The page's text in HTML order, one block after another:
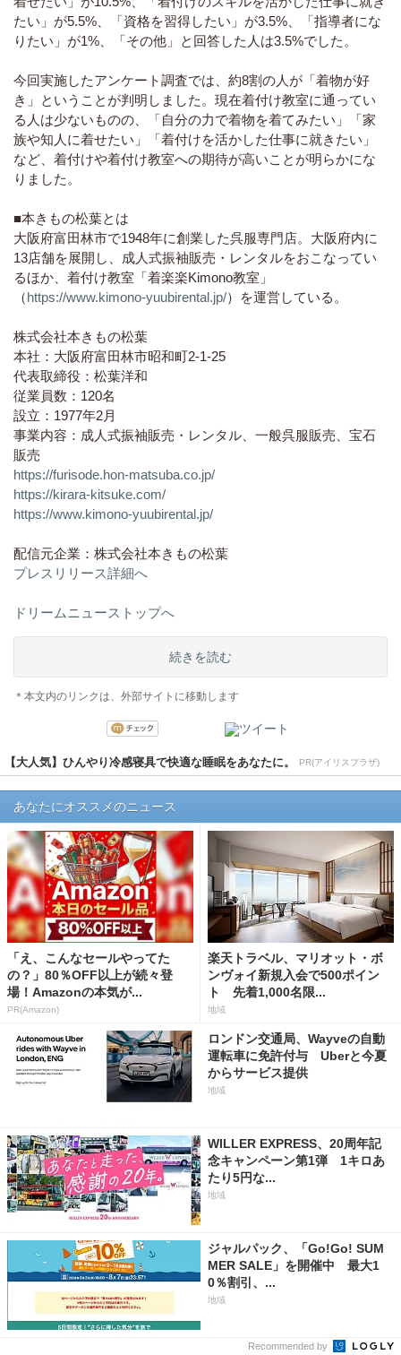
たい」が5.5%、「資格を習得したい」が3.5%、「指導者にな
りたい」が1%、「その他」と回答した人は3.5%でした。
今回実施したアンケート調査では、約8割の人が「着物が好
き」ということが判明しました。現在着付け教室に通ってい
る人は少ないものの、「自分の力で着物を着てみたい」「家
族や知人に着せたい」「着付けを活かした仕事に就きたい」
など、着付けや着付け教室への期待が高いことが明らかにな
りました。
■本きもの松葉とは
大阪府富田林市で1948年に創業した呉服専門店。大阪府内に
13店舗を展開し、成人式振袖販売・レンタルをおこなってい
るほか、着付け教室「着楽楽Kimono教室」
（https://www.kimono-yuubirental.jp/）を運営している。
株式会社本きもの松葉
本社：大阪府富田林市昭和町2-1-25
代表取締役：松葉洋和
従業員数：120名
設立：1977年2月
事業内容：成人式振袖販売・レンタル、一般呉服販売、宝石
販売
https://furisode.hon-matsuba.co.jp/
https://kirara-kitsuke.com/
https://www.kimono-yuubirental.jp/
配信元企業：株式会社本きもの松葉
プレスリリース詳細へ
ドリームニューストップへ
続きを読む
＊本文内のリンクは、外部サイトに移動します
【大人気】ひんやり冷感寝具で快適な睡眠をあなたに。 PR(アイリスプラザ)
あなたにオススメのニュース
「え、こんなセールやってた
の？」80％OFF以上が続々登
場！Amazonの本気が...
PR(Amazon)
楽天トラベル、マリオット・ボ
ンヴォイ新規入会で500ポイン
ト 先着1,000名限...
地域
ロンドン交通局、Wayveの自動
運転車に免許付与 Uberと今夏
からサービス提供
地域
WILLER EXPRESS、20周年記
念キャンペーン第1弾 1キロあ
たり5円な...
地域
ジャルパック、「Go!Go! SUM
MER SALE」を開催中 最大1
0％割引、...
地域
Recommended by